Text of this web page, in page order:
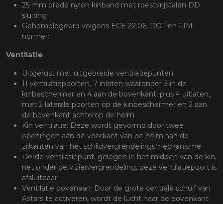
25 mm brede nylon kinband met roestvrijstalen DD
sluiting
Gehomologeerd volgens ECE 22.06, DOT en FIM
normen
Ventilatie
Uitgerust met uitgebreide ventilatiepunten
11 ventilatiepoorten, 7 inlaten waaronder 3 in de
kinbeschermer en 4 aan de bovenkant, plus 4 uitlaten,
met 2 laterale poorten op de kinbeschermer en 2 aan
de bovenkant achterop de helm
Kin ventilatie: Deze wordt gevormd door twee
openingen aan de voorkant van de helm aan de
zijkanten van het schildvergrendelingsmechanisme
Derde ventilatiepunt, gelegen in het midden van de kin,
net onder de viziervergrendeling, deze ventilatiepoort is
afsluitbaar
Ventilatie bovenaan: Door de grote centrale schuif van
Astars te activeren, wordt de lucht naar de bovenkant